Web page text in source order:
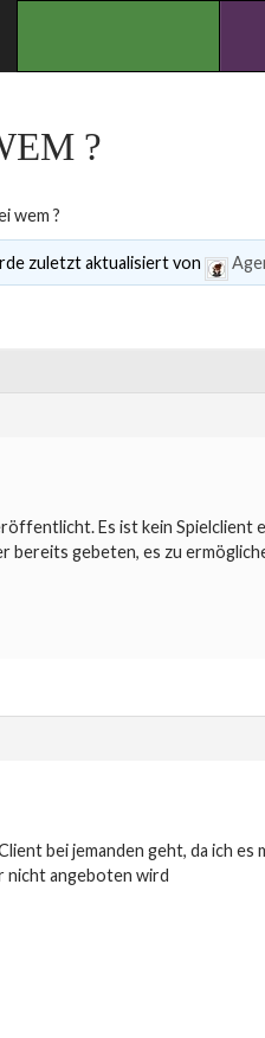
?
wem ?
zuletzt aktualisiert von
Es ist kein Spielclient
gebeten, es zu
bei jemanden geht, da ich es
nicht angeboten wird